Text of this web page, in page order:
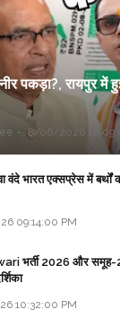
पकड़ा?, रायपुर में
8/06/2026
वंदे भारत एक्सप्रेस में
09:14:00 PM
भर्ती 2026 और समूह-
10:32:00 PM